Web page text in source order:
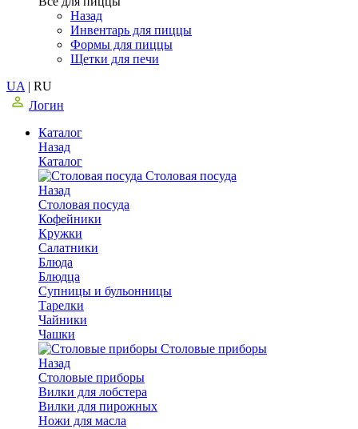
Назад
Инвентарь для пиццы
Формы для пиццы
Щетки для печи
UA | RU
Логин
Каталог
Назад
Каталог
Столовая посуда
Назад
Столовая посуда
Кофейники
Кружки
Салатники
Блюда
Блюдца
Супницы и бульонницы
Тарелки
Чайники
Чашки
Cтоловые приборы
Назад
Cтоловые приборы
Вилки для лобстера
Вилки для пирожных
Ножи для масла